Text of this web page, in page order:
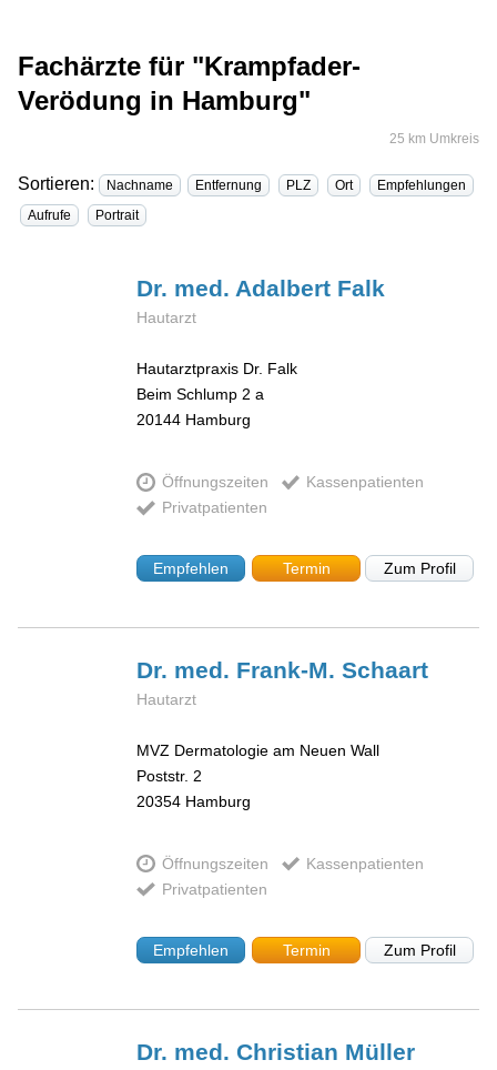
Fachärzte für "Krampfader-
Verödung in Hamburg"
25 km Umkreis
Sortieren: Nachname Entfernung PLZ Ort
Empfehlungen
Aufrufe
Portrait
Dr. med. Adalbert Falk
Hautarzt
Hautarztpraxis Dr. Falk
Beim Schlump 2 a
20144 Hamburg
Öffnungszeiten
Kassenpatienten
Privatpatienten
Empfehlen Termin Zum Profil
Dr. med. Frank-M.Schaart
Hautarzt
MVZ Dermatologie am Neuen Wall
Poststr. 2
20354 Hamburg
Öffnungszeiten
Kassenpatienten
Privatpatienten
Empfehlen Termin Zum Profil
Dr. med. Christian Müller